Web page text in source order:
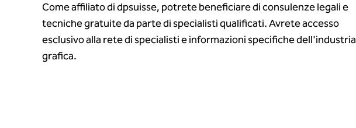
Come affiliato di dpsuisse, potrete beneficiare di consulenze legali e
tecniche gratuite da parte di specialisti qualificati. Avrete accesso
esclusivo alla rete di specialisti e informazioni specifiche dell'industria
grafica.